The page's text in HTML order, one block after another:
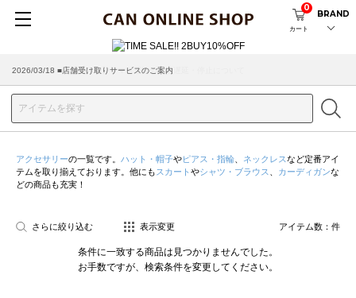
カート
0
BRAND
2026/03/18 ■店舗受け取りサービスのご案内
アクセサリーの一覧です。 ハット・帽子やピアス・指輪 ネックレスなど定番アイ
テムを取り揃えております。他にも スカート やシャツ・ブラウス カーディガンな
どの商品も充実！
さらに絞り込む 表示変更 アイテム数： 件
条件に一致する商品は見つかりませんでした。
お手数ですが、検索条件を変更してください。